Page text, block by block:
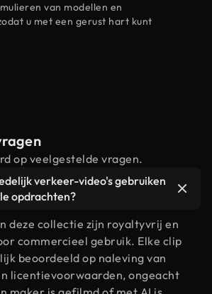
van modellen en
u met een gerust hart kunt
op veelgestelde vragen.
verkeer-video's gebruiken
opdrachten?
deze collectie zijn royaltyvrij en
commercieel gebruik. Elke clip
beoordeeld op naleving van
licentievoorwaarden, ongeacht